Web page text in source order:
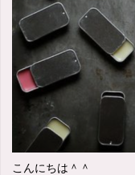
が
り
見
こんにちは＾＾